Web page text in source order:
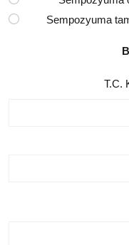
2-3
Sempozyuma
T.C.